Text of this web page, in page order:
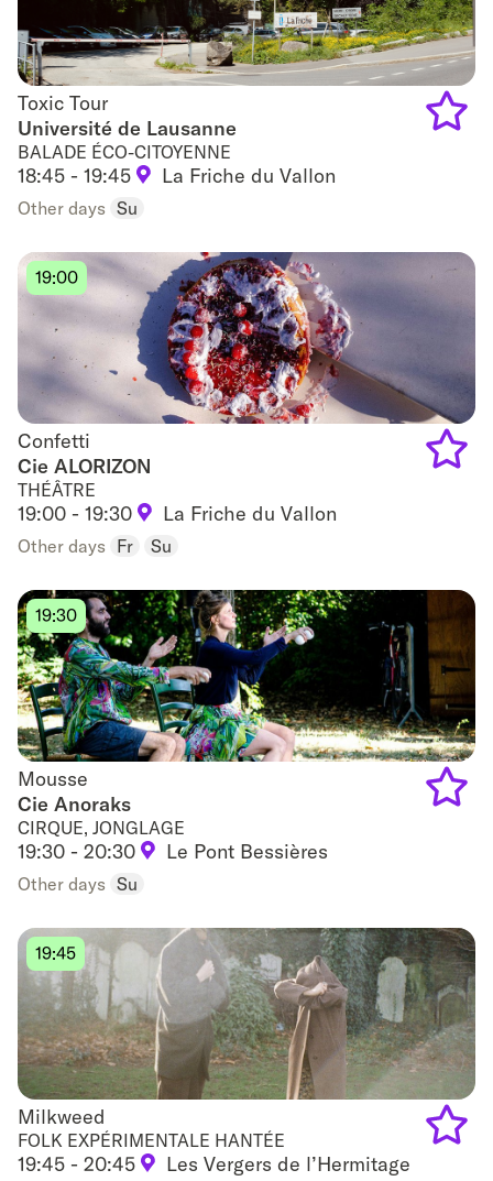
Toxic Tour
Toxic Tour
Université de Lausanne
BALADE ÉCO-CITOYENNE
18:45 - 19:45 La Friche du Vallon
Other days Su
Confetti
Confetti
Cie ALORIZON
THÉÂTRE
19:00 - 19:30 La Friche du Vallon
19:00
Other days Fr Su
Mousse
Mousse
Cie Anoraks
CIRQUE, JONGLAGE
19:30 - 20:30 Le Pont Bessières
19:30
Other days Su
Milkweed
Milkweed
FOLK EXPÉRIMENTALE HANTÉE
19:45 - 20:45 Les Vergers de l’Hermitage
19:45